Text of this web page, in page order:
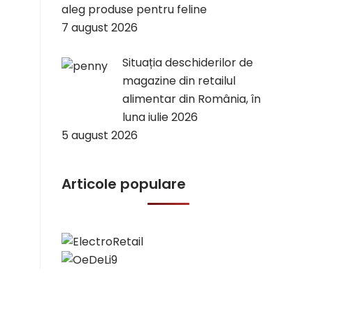
aleg produse pentru feline
7 august 2026
Situația deschiderilor de
magazine din retailul
alimentar din România, în
luna iulie 2026
5 august 2026
Articole populare